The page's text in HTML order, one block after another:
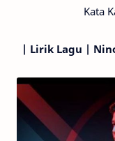
Kata
| Lirik Lagu |